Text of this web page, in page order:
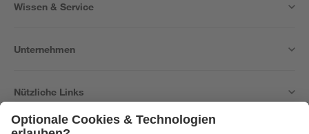
Wissen & Service
Unternehmen
Nützliche Links